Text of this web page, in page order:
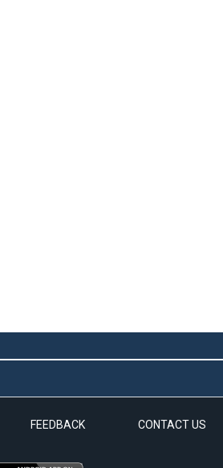
FEEDBACK CONTACT US